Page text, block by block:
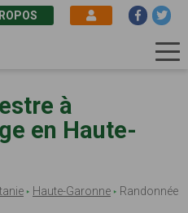
à
en Haute-
Haute-Garonne
Randonnée